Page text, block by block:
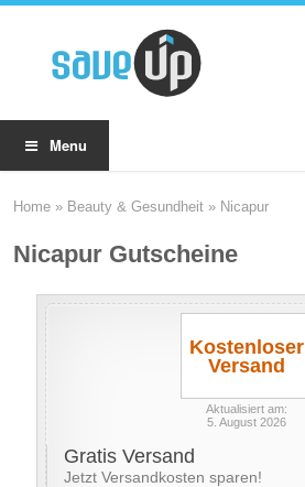
Menu
Home » Beauty & Gesundheit » Nicapur
Nicapur Gutscheine
Kostenloser
Versand
Aktualisiert am:
5. August 2026
Gratis Versand
Jetzt Versandkosten sparen!